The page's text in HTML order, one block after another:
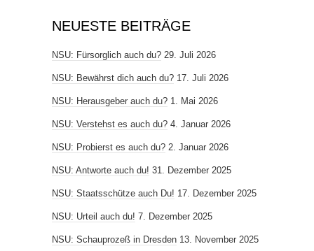
NEUESTE BEITRÄGE
NSU: Fürsorglich auch du? 29. Juli 2026
NSU: Bewährst dich auch du? 17. Juli 2026
NSU: Herausgeber auch du? 1. Mai 2026
NSU: Verstehst es auch du? 4. Januar 2026
NSU: Probierst es auch du? 2. Januar 2026
NSU: Antworte auch du! 31. Dezember 2025
NSU: Staatsschütze auch Du! 17. Dezember 2025
NSU: Urteil auch du! 7. Dezember 2025
NSU: Schauprozeß in Dresden 13. November 2025